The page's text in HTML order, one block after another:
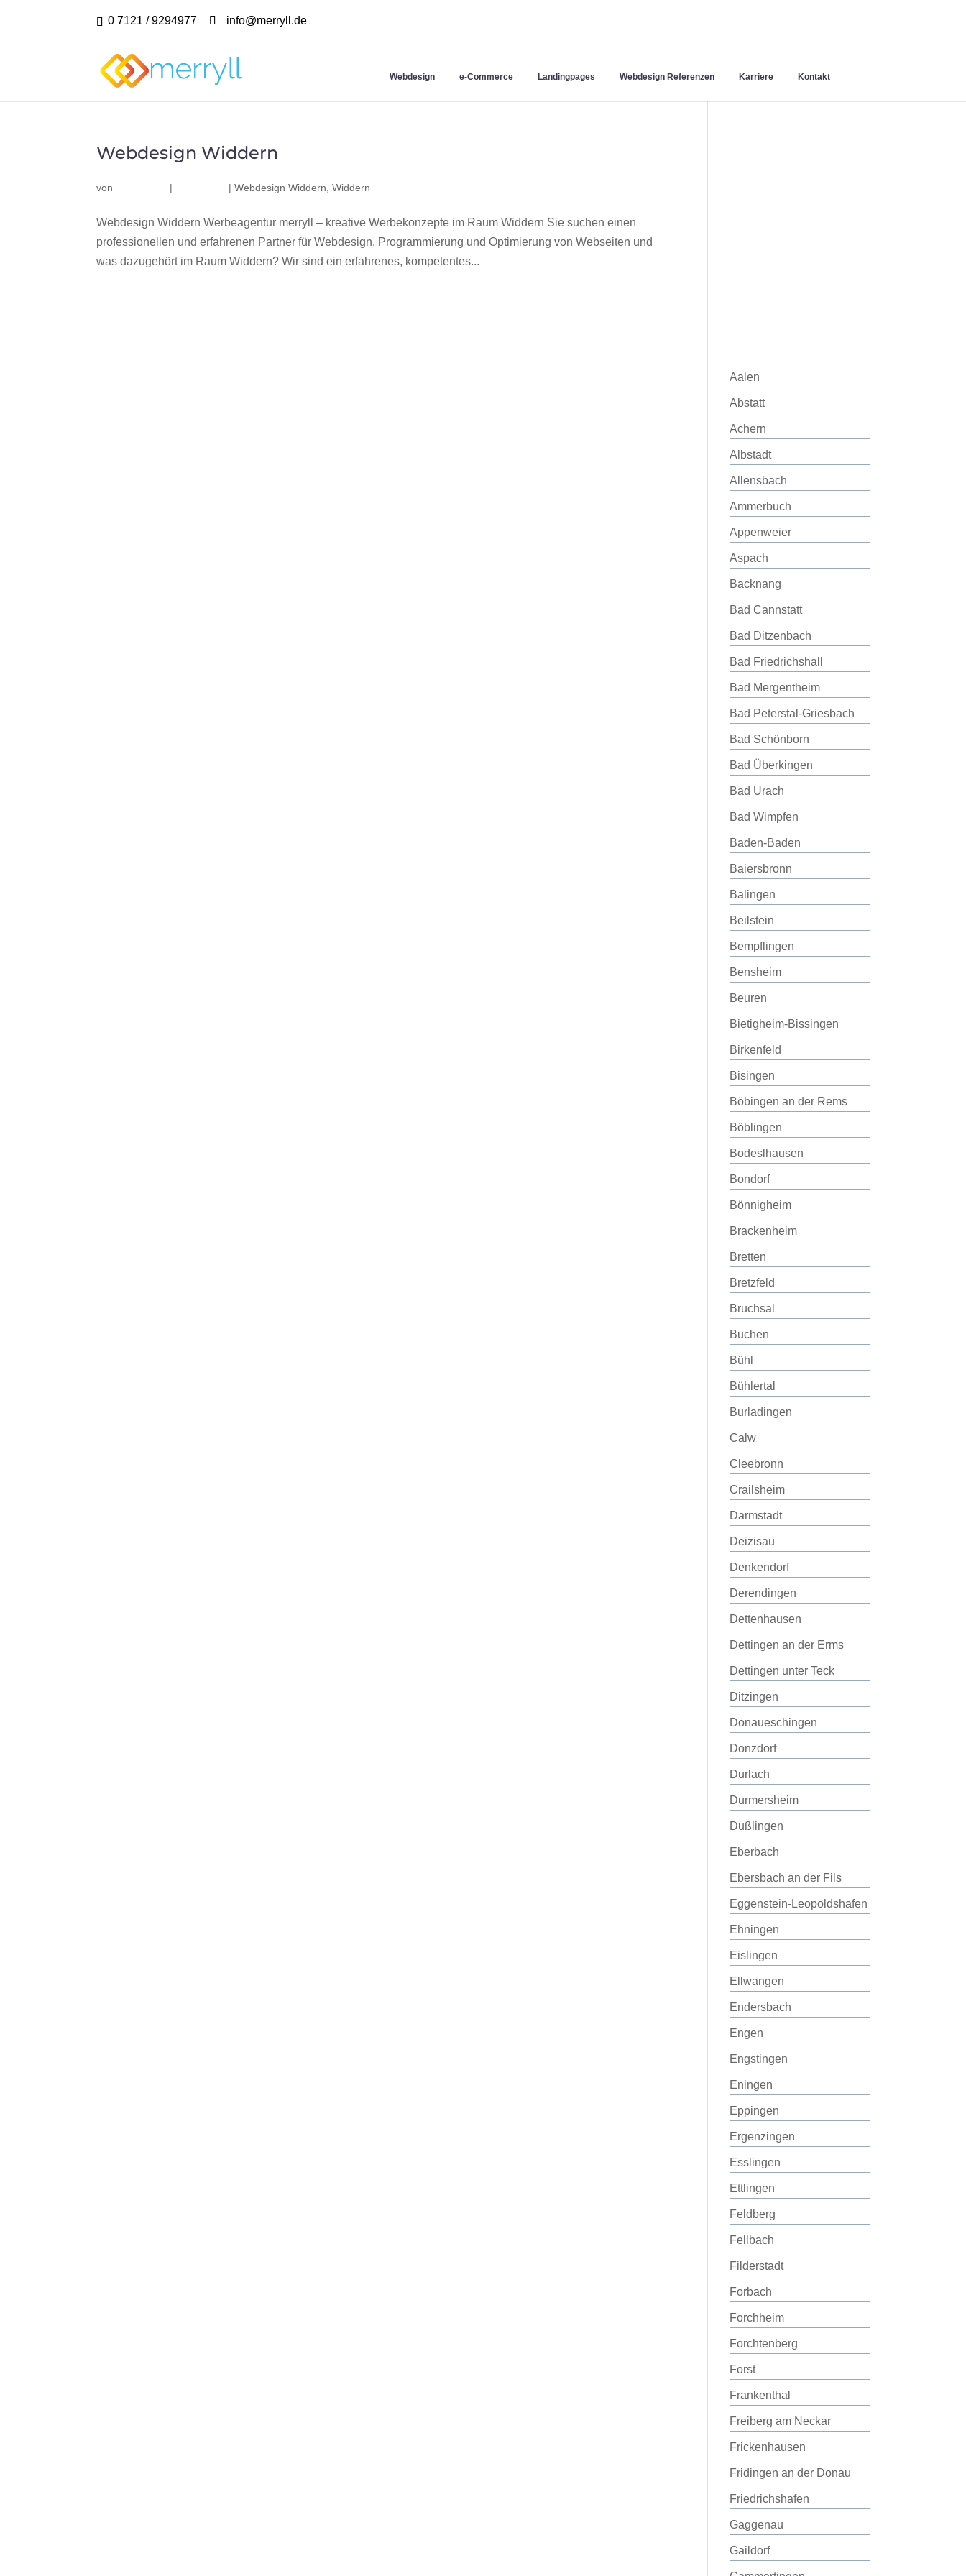
0 7121 / 9294977 info@merryll.de
Webdesign e-Commerce Landingpages Webdesign Referenzen Karriere Kontakt
Webdesign Widdern
von | |Webdesign Widdern ,Widdern
Webdesign Widdern Werbeagentur merryll – kreative Werbekonzepte im Raum Widdern Sie suchen einen
professionellen und erfahrenen Partner für Webdesign, Programmierung und Optimierung von Webseiten und
was dazugehört im Raum Widdern? Wir sind ein erfahrenes, kompetentes...
Aalen
Abstatt
Achern
Albstadt
Allensbach
Ammerbuch
Appenweier
Aspach
Backnang
Bad Cannstatt
Bad Ditzenbach
Bad Friedrichshall
Bad Mergentheim
Bad Peterstal-Griesbach
Bad Schönborn
Bad Überkingen
Bad Urach
Bad Wimpfen
Baden-Baden
Baiersbronn
Balingen
Beilstein
Bempflingen
Bensheim
Beuren
Bietigheim-Bissingen
Birkenfeld
Bisingen
Böbingen an der Rems
Böblingen
Bodeslhausen
Bondorf
Bönnigheim
Brackenheim
Bretten
Bretzfeld
Bruchsal
Buchen
Bühl
Bühlertal
Burladingen
Calw
Cleebronn
Crailsheim
Darmstadt
Deizisau
Denkendorf
Derendingen
Dettenhausen
Dettingen an der Erms
Dettingen unter Teck
Ditzingen
Donaueschingen
Donzdorf
Durlach
Durmersheim
Dußlingen
Eberbach
Ebersbach an der Fils
Eggenstein-Leopoldshafen
Ehningen
Eislingen
Ellwangen
Endersbach
Engen
Engstingen
Eningen
Eppingen
Ergenzingen
Esslingen
Ettlingen
Feldberg
Fellbach
Filderstadt
Forbach
Forchheim
Forchtenberg
Forst
Frankenthal
Freiberg am Neckar
Frickenhausen
Fridingen an der Donau
Friedrichshafen
Gaggenau
Gaildorf